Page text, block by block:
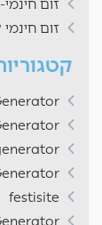
זום
זום
festisite